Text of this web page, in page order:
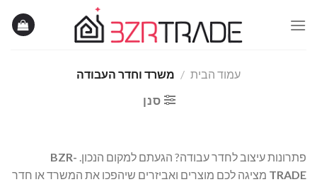
עמוד הבית / משרד וחדר העבודה
סנן
פתרונות עיצוב לחדר עבודה? הגעתם למקום הנכון. BZR-
TRADE מציגה לכם מוצרים ואביזרים שיהפכו את המשרד או חדר